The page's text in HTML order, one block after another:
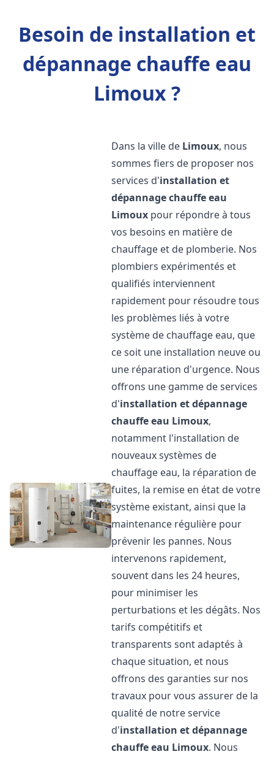
Besoin de installation et
dépannage chauffe eau
Limoux ?
Dans la ville de Limoux, nous
sommes fiers de proposer nos
services d'installation et
dépannage chauffe eau
Limoux pour répondre à tous
vos besoins en matière de
chauffage et de plomberie. Nos
plombiers expérimentés et
qualifiés interviennent
rapidement pour résoudre tous
les problèmes liés à votre
système de chauffage eau, que
ce soit une installation neuve ou
une réparation d'urgence. Nous
offrons une gamme de services
d'installation et dépannage
chauffe eau Limoux,
notamment l'installation de
nouveaux systèmes de
chauffage eau, la réparation de
fuites, la remise en état de votre
système existant, ainsi que la
maintenance régulière pour
prévenir les pannes. Nous
intervenons rapidement,
souvent dans les 24 heures,
pour minimiser les
perturbations et les dégâts. Nos
tarifs compétitifs et
transparents sont adaptés à
chaque situation, et nous
offrons des garanties sur nos
travaux pour vous assurer de la
qualité de notre service
d'installation et dépannage
chauffe eau Limoux. Nous